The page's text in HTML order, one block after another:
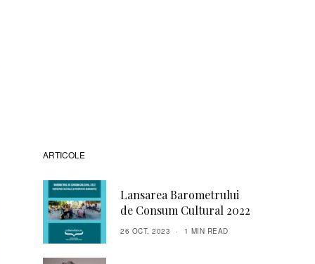
ARTICOLE
Lansarea Barometrului
de Consum Cultural 2022
26 OCT. 2023 1 MIN READ